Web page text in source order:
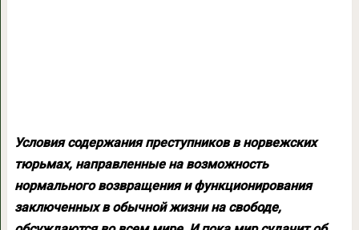
Условия содержания преступников в норвежских
тюрьмах, направленные на возможность
нормального возвращения и функционирования
заключенных в обычной жизни на свободе,